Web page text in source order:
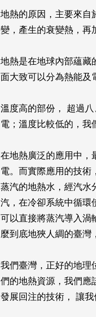
地熱的原因，主要來自
變，產生的衰變熱，再
地熱是在地球內部蘊藏
面大致可以分為熱能及
溫度高的部份， 超過
電；溫度比較低的，我
在地熱廣泛的應用中，
電。而實際應用的技術
蒸汽的地熱水，經汽水
汽，在冷卻系統中循環
可以直接將蒸汽導入渦
麼到底地狹人綢的臺灣
我們臺灣，正好的地理
們的地熱資源，我們應
發展回注的技術， 讓我